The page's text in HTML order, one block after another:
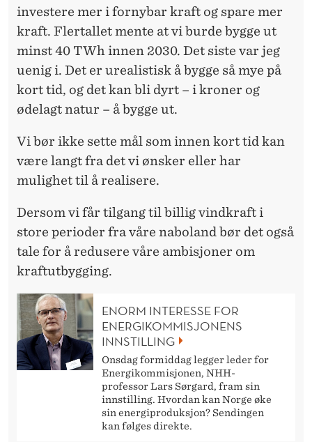
investere mer i fornybar kraft og spare mer
kraft. Flertallet mente at vi burde bygge ut
minst 40 TWh innen 2030. Det siste var jeg
uenig i. Det er urealistisk å bygge så mye på
kort tid, og det kan bli dyrt – i kroner og
ødelagt natur – å bygge ut.
Vi bør ikke sette mål som innen kort tid kan
være langt fra det vi ønsker eller har
mulighet til å realisere.
Dersom vi får tilgang til billig vindkraft i
store perioder fra våre naboland bør det også
tale for å redusere våre ambisjoner om
kraftutbygging.
ENORM INTERESSE FOR
ENERGIKOMMISJONENS
INNSTILLING
Onsdag formiddag legger leder for
Energikommisjonen, NHH-
professor Lars Sørgard, fram sin
innstilling. Hvordan kan Norge øke
sin energiproduksjon? Sendingen
kan følges direkte.